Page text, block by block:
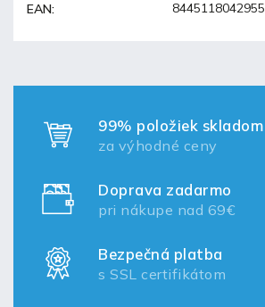
EAN: 8445118042955
99% položiek skladom
za výhodné ceny
Doprava zadarmo
pri nákupe nad 69€
Bezpečná platba
s SSL certifikátom